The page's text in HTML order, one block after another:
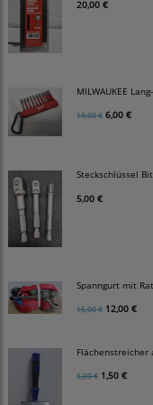
20,00 €
MILWAUKEE
10,00 € 6,00 €
Steckschlüssel
5,00 €
Spanngurt mit
15,00 € 12,00 €
Flächenstreicher
5,00 € 1,50 €